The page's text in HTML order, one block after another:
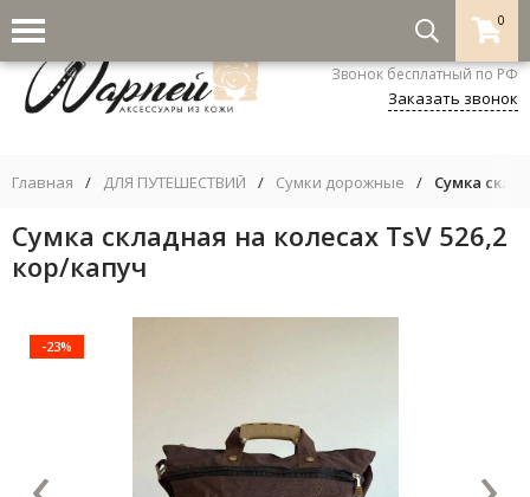
0
8-800-333-5530
Звонок бесплатный по РФ
Заказать звонок
Главная / ДЛЯ ПУТЕШЕСТВИЙ / Сумки дорожные / Сумка
Сумка складная на колесах TsV 526,2
кор/капуч
-23%